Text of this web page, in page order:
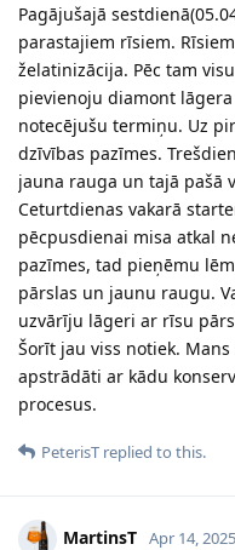
Pagājušajā
parastajiem rīsiem.
želatinizācija. Pēc tam
pievienoju diamont
notecējušu termiņu. Uz
dzīvības pazīmes.
jauna rauga un tajā pašā
Ceturtdienas vakarā
pēcpusdienai misa atkal
pazīmes, tad pieņēmu
pārslas un jaunu raugu.
uzvārīju lāgeri ar rīsu
Šorīt jau viss notiek.
apstrādāti ar kādu
procesus.
PeterisT replied to this.
MartinsT Apr 14, 2025